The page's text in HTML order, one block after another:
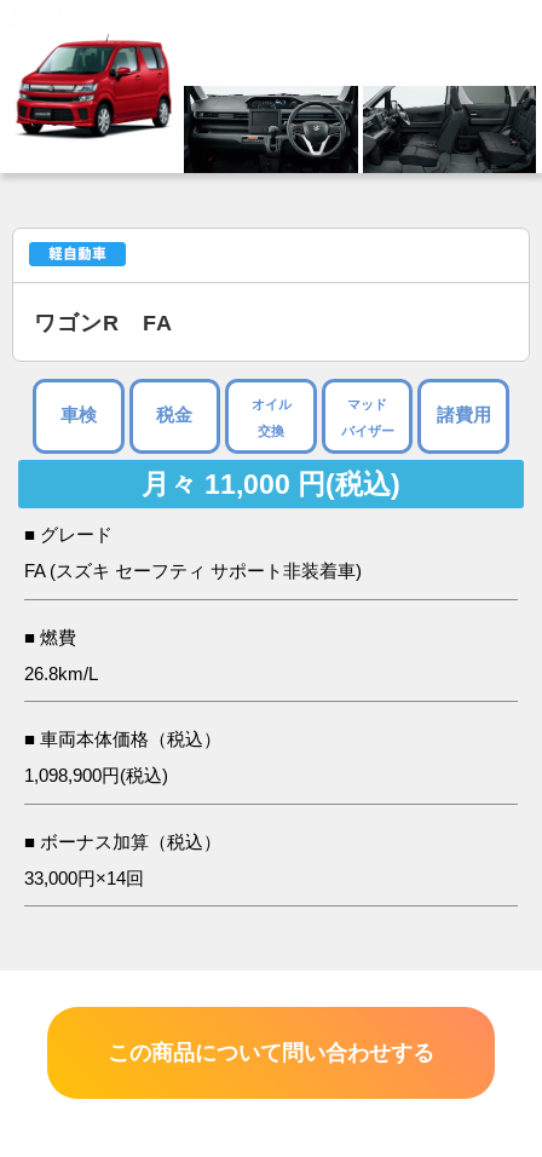
ワゴンR FA
車検 税金
オイル
交換
マッド
バイザー
諸費用
月々 11,000 円(税込)
■ グレード
FA (スズキ セーフティ サポート非装着車)
■ 燃費
26.8km/L
■ 車両本体価格（税込）
1,098,900円(税込)
■ ボーナス加算（税込）
33,000円×14回
この商品について問い合わせする